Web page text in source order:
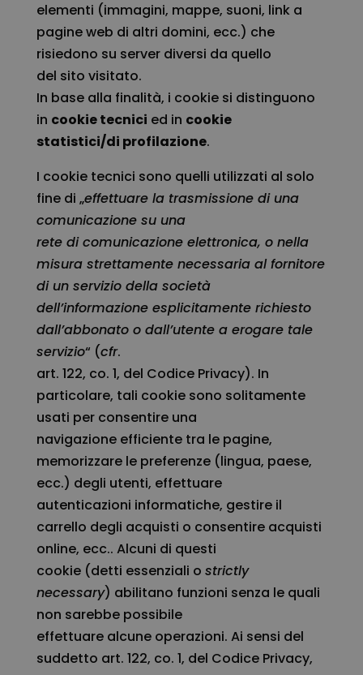
elementi (immagini, mappe, suoni, link a
pagine web di altri domini, ecc.) che
risiedono su server diversi da quello
del sito visitato.
In base alla finalità, i cookie si distinguono
in cookie tecnici ed in cookie
statistici/di profilazione.
I cookie tecnici sono quelli utilizzati al solo
fine di „effettuare la trasmissione di una
comunicazione su una
rete di comunicazione elettronica, o nella
misura strettamente necessaria al fornitore
di un servizio della società
dell’informazione esplicitamente richiesto
dall’abbonato o dall’utente a erogare tale
servizio“ (cfr.
art. 122, co. 1, del Codice Privacy). In
particolare, tali cookie sono solitamente
usati per consentire una
navigazione efficiente tra le pagine,
memorizzare le preferenze (lingua, paese,
ecc.) degli utenti, effettuare
autenticazioni informatiche, gestire il
carrello degli acquisti o consentire acquisti
online, ecc.. Alcuni di questi
cookie (detti essenziali o strictly
necessary) abilitano funzioni senza le quali
non sarebbe possibile
effettuare alcune operazioni. Ai sensi del
suddetto art. 122, co. 1, del Codice Privacy,